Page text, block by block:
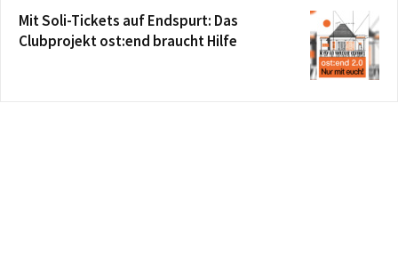
Mit Soli-Tickets auf Endspurt: Das
Clubprojekt ost:end braucht Hilfe